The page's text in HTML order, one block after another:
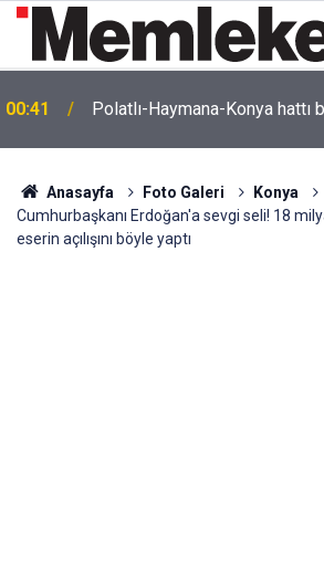
00:41 Polatlı-Haymana-Konya hattı
Anasayfa Foto Galeri Konya
Cumhurbaşkanı Erdoğan'a sevgi seli! 18
eserin açılışını böyle yaptı